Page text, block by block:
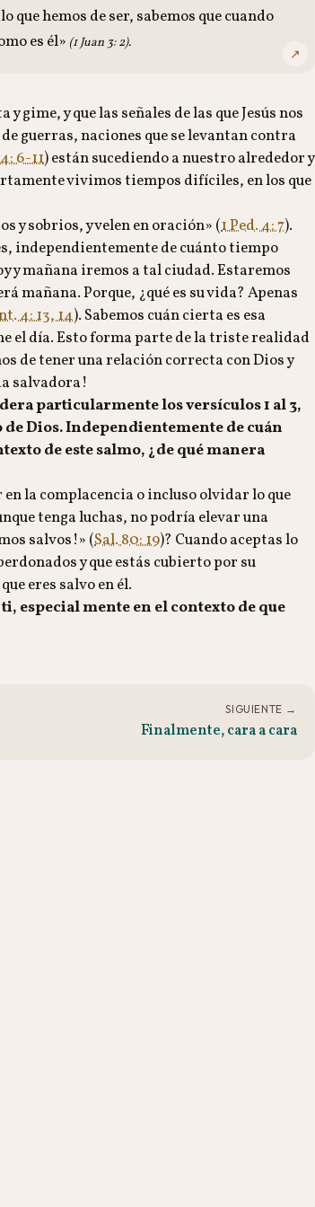
que hemos de ser, sabemos que cuando
es él» (1 Juan 3: 2).
↗
gime, y que las señales de las que Jesús nos
guerras, naciones que se levantan contra
6-11) están sucediendo a nuestro alrededor y
vivimos tiempos difíciles, en los que
y sobrios, y velen en oración» (1 Ped. 4: 7).
independientemente de cuánto tiempo
y mañana iremos a tal ciudad. Estaremos
mañana. Porque, ¿qué es su vida? Apenas
4: 13, 14). Sabemos cuán cierta es esa
el día. Esto forma parte de la triste realidad
de tener una relación correcta con Dios y
salvadora!
particularmente los versículos 1 al 3,
de Dios. Independientemente de cuán
de este salmo, ¿de qué manera
la complacencia o incluso olvidar lo que
tenga luchas, no podría elevar una
salvos!» (Sal. 80: 19)? Cuando aceptas lo
y que estás cubierto por su
eres salvo en él.
especial mente en el contexto de que
SIGUIENTE →
Finalmente, cara a cara